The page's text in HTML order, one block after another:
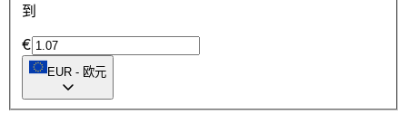
到
€
EUR - 欧元